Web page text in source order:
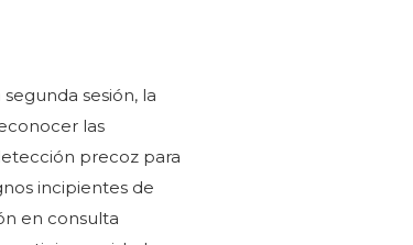
sesión, la
las
precoz para
incipientes de
en consulta